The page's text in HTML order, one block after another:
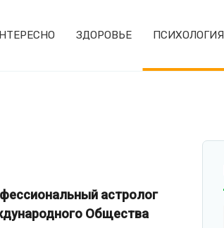
ЗДОРОВЬЕ ПСИХОЛОГИЯ
астролог
Общества